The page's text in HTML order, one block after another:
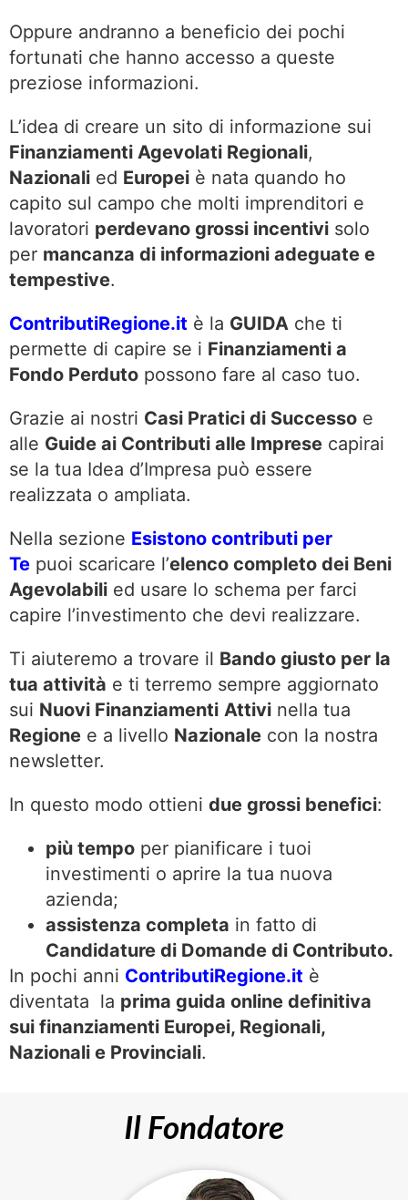
Oppure andranno a beneficio dei pochi
fortunati che hanno accesso a queste
preziose informazioni.
L’idea di creare un sito di informazione sui
Finanziamenti Agevolati Regionali,
Nazionali ed Europei è nata quando ho
capito sul campo che molti imprenditori e
lavoratori perdevano grossi incentivi solo
per mancanza di informazioni adeguate e
tempestive.
ContributiRegione.it è la GUIDA che ti
permette di capire se i Finanziamenti a
Fondo Perduto possono fare al caso tuo.
Grazie ai nostri Casi Pratici di Successo e
alle Guide ai Contributi alle Imprese capirai
se la tua Idea d’Impresa può essere
realizzata o ampliata.
Nella sezione Esistono contributi per
Te puoi scaricare l’elenco completo dei Beni
Agevolabili ed usare lo schema per farci
capire l’investimento che devi realizzare.
Ti aiuteremo a trovare il Bando giusto per la
tua attività e ti terremo sempre aggiornato
sui Nuovi Finanziamenti Attivi nella tua
Regione e a livello Nazionale con la nostra
newsletter.
In questo modo ottieni due grossi benefici:
più tempo per pianificare i tuoi
investimenti o aprire la tua nuova
azienda;
assistenza completa in fatto di
Candidature di Domande di Contributo.
In pochi anni ContributiRegione.it è
diventata la prima guida online definitiva
sui finanziamenti Europei, Regionali,
Nazionali e Provinciali.
Il Fondatore